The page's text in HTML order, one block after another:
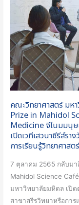
คณะวิทยาศาสตร์ มห
Prize in Mahidol
Medicine จีโนมมนุ
เปิดเวทีเสวนาซีรีส์รา
การเรียนรู้วิทยาศาสต
7 ตุลาคม 2565 กลับมา
Mahidol Science
มหาวิทยาลัยมหิดล เปิด
สาขาสรีรวิทยาหรือกา
เสวนา
พิเศษ
Nobel
Prize
in
Mahidol
Café
Vol.1:
Physiology
or